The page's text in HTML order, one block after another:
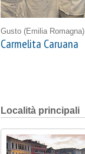
Gusto (Emilia Romagna)
Carmelita Caruana
Località principali